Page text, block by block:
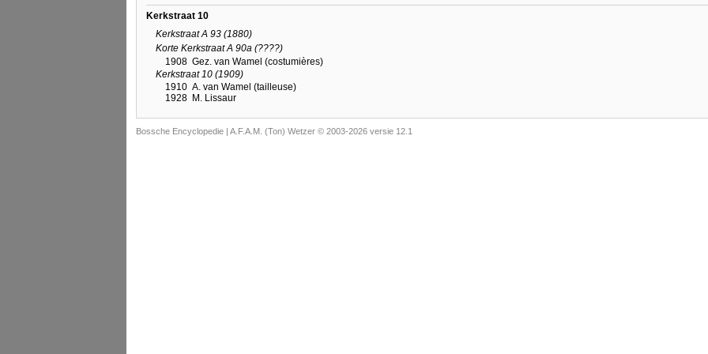
Kerkstraat 10
Kerkstraat A 93 (1880)
Korte Kerkstraat A 90a (????)
1908 Gez. van Wamel (costumières)
Kerkstraat 10 (1909)
1910 A. van Wamel (tailleuse)
1928 M. Lissaur
Bossche Encyclopedie | A.F.A.M. (Ton) Wetzer © 2003-2026 versie 12.1